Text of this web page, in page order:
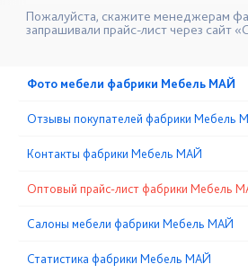
Пожалуйста, скажите менеджерам
запрашивали прайс-лист через сайт
Фото мебели фабрики Мебель МАЙ
Отзывы покупателей фабрики Мебель
Контакты фабрики Мебель МАЙ
Оптовый прайс-лист фабрики Мебель
Cалоны мебели фабрики Мебель МАЙ
Статистика фабрики Мебель МАЙ